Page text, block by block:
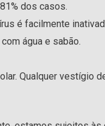
dos casos.
é facilmente
água e sabão.
Qualquer vestígio